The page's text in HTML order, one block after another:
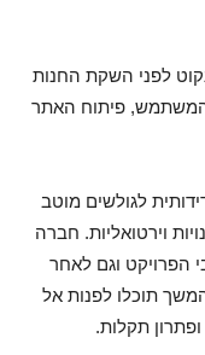
לפני השקת החנות
המשתמש, פיתוח האתר
לגולשים מוטב
וירטואליות. חברה
הפרויקט וגם לאחר
תוכלו לפנות אל
תקלות.